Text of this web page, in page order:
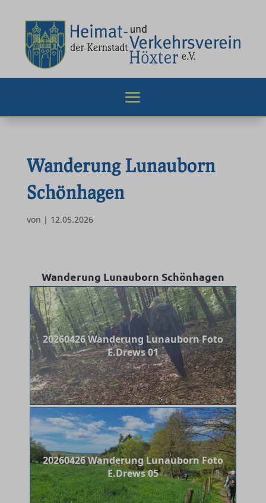
Wanderung Lunauborn
Schönhagen
von | 12.05.2026
Wanderung Lunauborn Schönhagen
20260426 Wanderung Lunauborn Foto
E.Drews 01
20260426 Wanderung Lunauborn Foto
E.Drews 05